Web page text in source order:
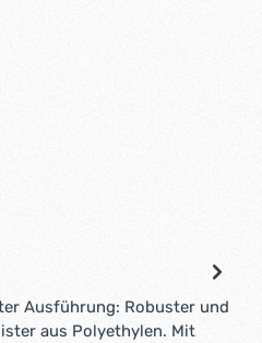
Ausführung: Robuster und
aus Polyethylen. Mit